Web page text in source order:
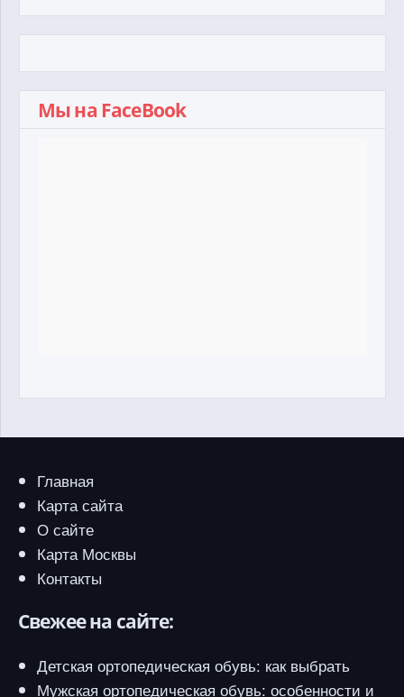
Мы на FaceBook
Главная
Карта сайта
О сайте
Карта Москвы
Контакты
Свежее на сайте:
Детская ортопедическая обувь: как выбрать
Мужская ортопедическая обувь: особенности и